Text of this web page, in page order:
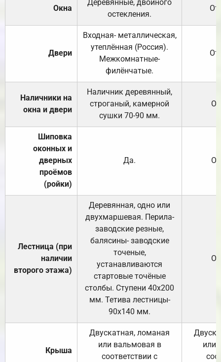
Окна
Деревянные, двойного
остекления.
Двери
Входная- металлическая,
утеплённая (Россия).
Межкомнатные-
филёнчатые.
Наличники на
окна и двери
Наличник деревянный,
строганый, камерной
сушки 70-90 мм.
Шиповка
оконных и
дверных
проёмов
(ройки)
Да.
Лестница (при
наличии
второго этажа)
Деревянная, одно или
двухмаршевая. Перила-
заводские резные,
балясины- заводские
точеные,
устанавливаются
стартовые точёные
столбы. Ступени 40х200
мм. Тетива лестницы-
90х140 мм.
Крыша
Двускатная, ломаная
или вальмовая в
соответствии с
или